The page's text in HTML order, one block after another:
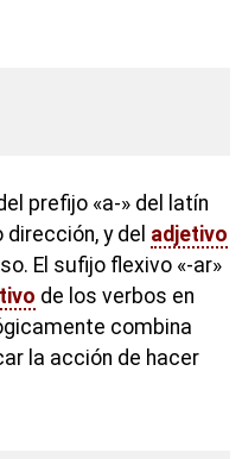
prefijo «a-» del latín
y del adjetivo
El sufijo flexivo «-ar»
de los verbos en
combina
la acción de hacer